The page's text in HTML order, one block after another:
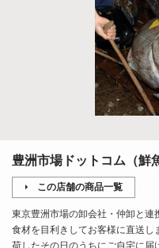
豊洲市場ドットコム（鮮
この店舗の商品一覧
東京豊洲市場の卸会社・仲卸と
食材を目利きしてお客様に直送し